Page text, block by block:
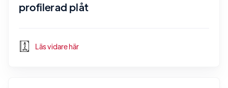
profilerad plåt
Läs vidare här